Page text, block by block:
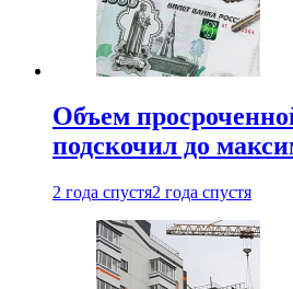
Объем
подскочил до
2 года спустя2 года спустя